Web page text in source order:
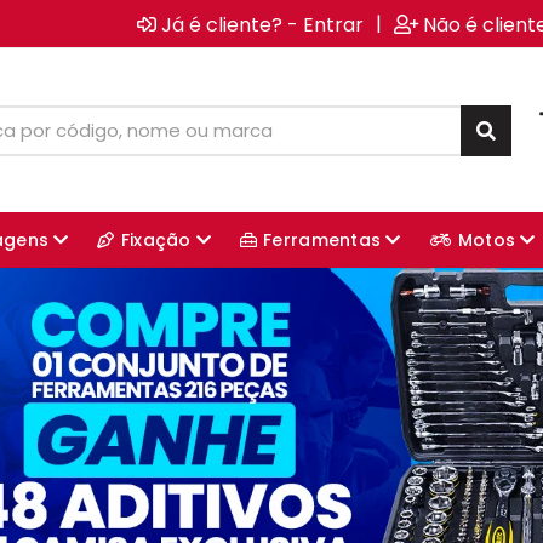
Já é cliente? - Entrar | Não é
Fixação Ferramentas Motos